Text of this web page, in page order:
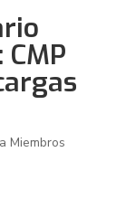
Miembros